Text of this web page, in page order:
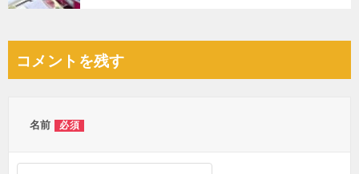
コメントを残す
名前 必須